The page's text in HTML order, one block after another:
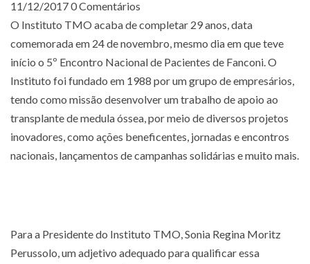
11/12/20170 Comentários
O Instituto TMO acaba de completar 29 anos, data
comemorada em 24 de novembro, mesmo dia em que teve
início o 5º Encontro Nacional de Pacientes de Fanconi. O
Instituto foi fundado em 1988 por um grupo de empresários,
tendo como missão desenvolver um trabalho de apoio ao
transplante de medula óssea, por meio de diversos projetos
inovadores, como ações beneficentes, jornadas e encontros
nacionais, lançamentos de campanhas solidárias e muito mais.
Para a Presidente do Instituto TMO, Sonia Regina Moritz
Perussolo, um adjetivo adequado para qualificar essa